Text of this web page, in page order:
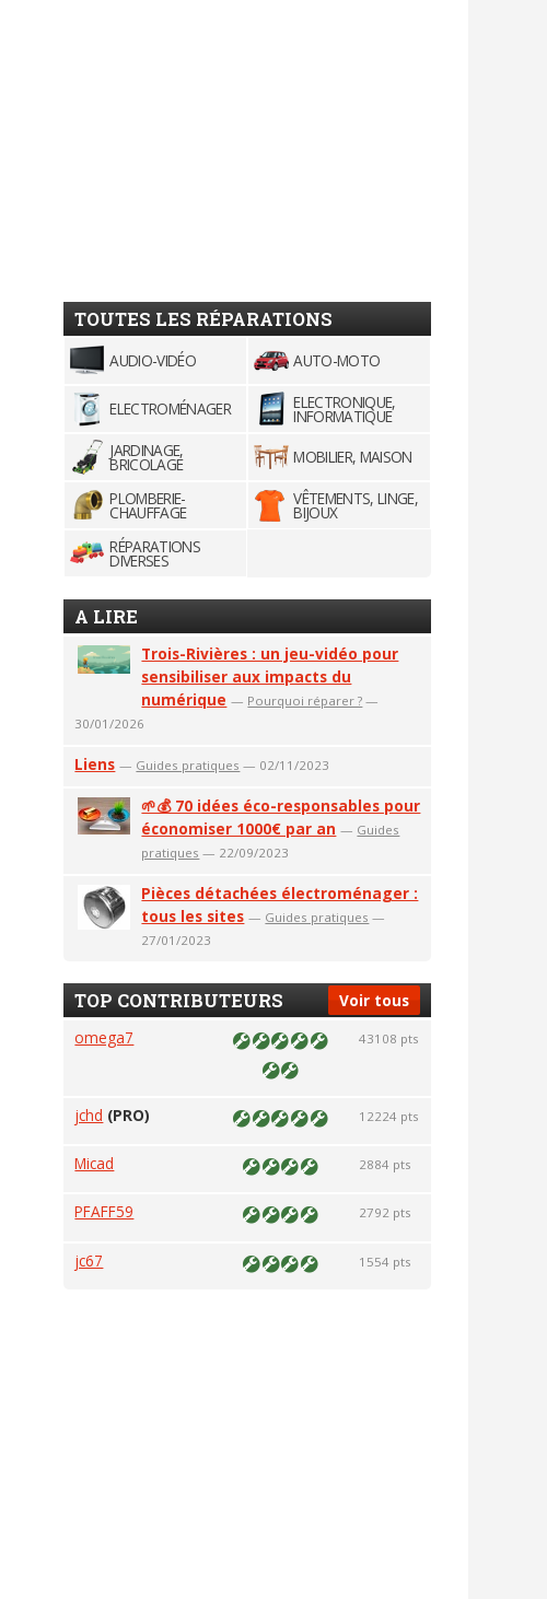
TOUTES LES RÉPARATIONS
AUDIO-VIDÉO AUTO-MOTO
ELECTROMÉNAGER ELECTRONIQUE,
INFORMATIQUE
JARDINAGE,
BRICOLAGE
MOBILIER, MAISON
PLOMBERIE-
CHAUFFAGE
VÊTEMENTS, LINGE,
BIJOUX
RÉPARATIONS
DIVERSES
A LIRE
Trois-Rivières : un jeu-vidéo pour
sensibiliser aux impacts du
numérique — Pourquoi réparer ? —
30/01/2026
Liens — Guides pratiques — 02/11/2023
🌱💰 70 idées éco-responsables pour
économiser 1000€ par an — Guides
pratiques — 22/09/2023
Pièces détachées électroménager :
tous les sites — Guides pratiques —
27/01/2023
Voir tous
TOP CONTRIBUTEURS
omega7 43108 pts
jchd (PRO) 12224 pts
Micad 2884 pts
PFAFF59 2792 pts
jc67 1554 pts